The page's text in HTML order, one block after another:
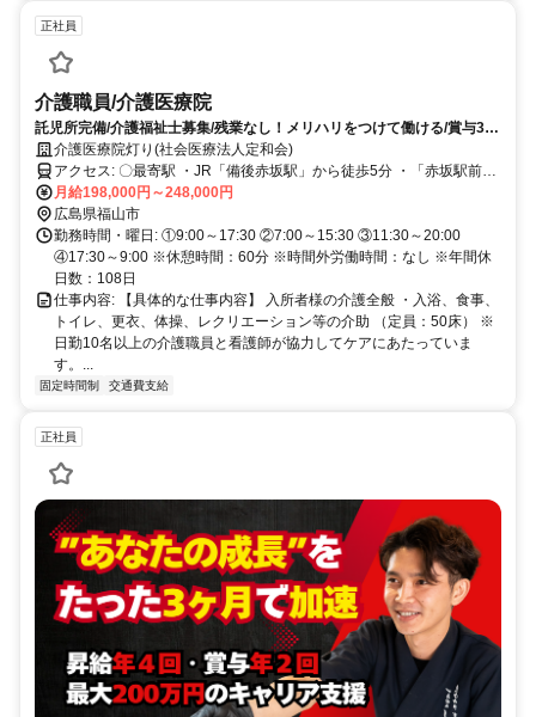
正社員
介護職員/介護医療院
託児所完備/介護福祉士募集/残業なし！メリハリをつけて働ける/賞与3.5
カ月/駅から徒歩5分
介護医療院灯り(社会医療法人定和会)
アクセス: 〇最寄駅 ・JR「備後赤坂駅」から徒歩5分 ・「赤坂駅前バ
ス停」から徒歩4分でアクセス便利です！ ※交通費支給！ ※車通勤
OK！バイク通勤OK！ ※駅近5分以内！
月給198,000円～248,000円
広島県福山市
勤務時間・曜日: ①9:00～17:30 ②7:00～15:30 ③11:30～20:00
④17:30～9:00 ※休憩時間：60分 ※時間外労働時間：なし ※年間休
日数：108日
仕事内容: 【具体的な仕事内容】 入所者様の介護全般 ・入浴、食事、
トイレ、更衣、体操、レクリエーション等の介助 （定員：50床） ※
日勤10名以上の介護職員と看護師が協力してケアにあたっていま
す。...
固定時間制 交通費支給
正社員